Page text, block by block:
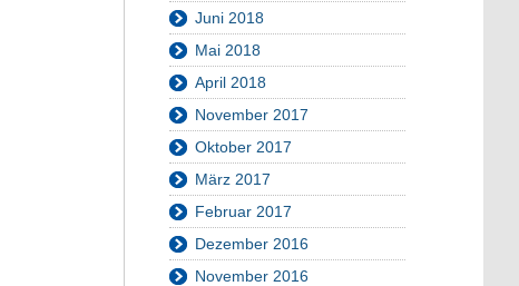
Juni 2018
Mai 2018
April 2018
November 2017
Oktober 2017
März 2017
Februar 2017
Dezember 2016
November 2016